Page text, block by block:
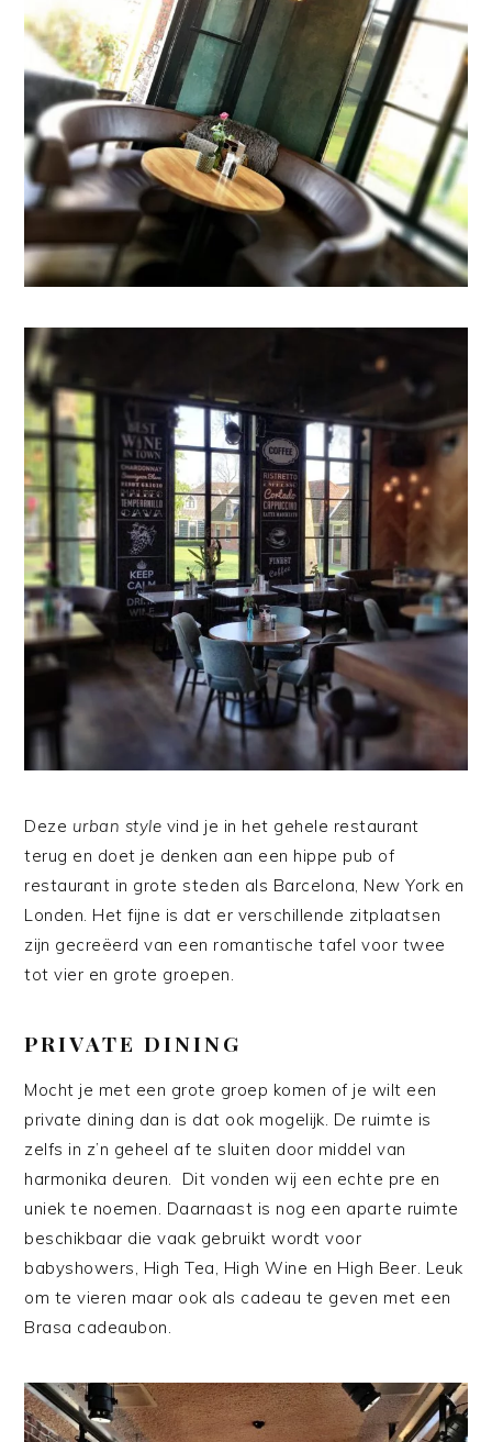
Deze urban style vind je in het gehele restaurant
terug en doet je denken aan een hippe pub of
restaurant in grote steden als Barcelona, New York en
Londen. Het fijne is dat er verschillende zitplaatsen
zijn gecreëerd van een romantische tafel voor twee
tot vier en grote groepen.
PRIVATE DINING
Mocht je met een grote groep komen of je wilt een
private dining dan is dat ook mogelijk. De ruimte is
zelfs in z’n geheel af te sluiten door middel van
harmonika deuren. Dit vonden wij een echte pre en
uniek te noemen. Daarnaast is nog een aparte ruimte
beschikbaar die vaak gebruikt wordt voor
babyshowers, High Tea, High Wine en High Beer. Leuk
om te vieren maar ook als cadeau te geven met een
Brasa cadeaubon.